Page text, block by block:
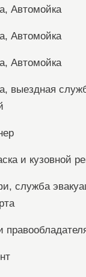
Автомойка
Автомойка
Автомойка
выездная
и кузовной
служба